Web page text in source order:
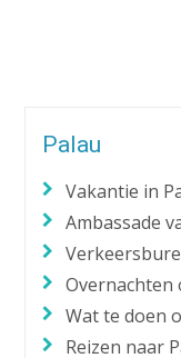
Palau
Vakantie in
Ambassade
Overnachten
Wat te doen
Reizen naar